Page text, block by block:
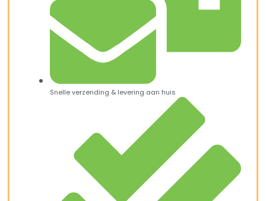
Snelle verzending & levering aan huis